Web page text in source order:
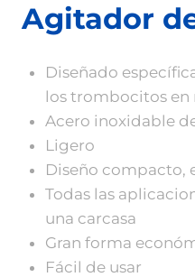
Agitador
Diseñado
los trombocitos
Acero inoxidable
Ligero
Diseño compacto,
Todas las
una carcasa
Gran forma
Fácil de usar